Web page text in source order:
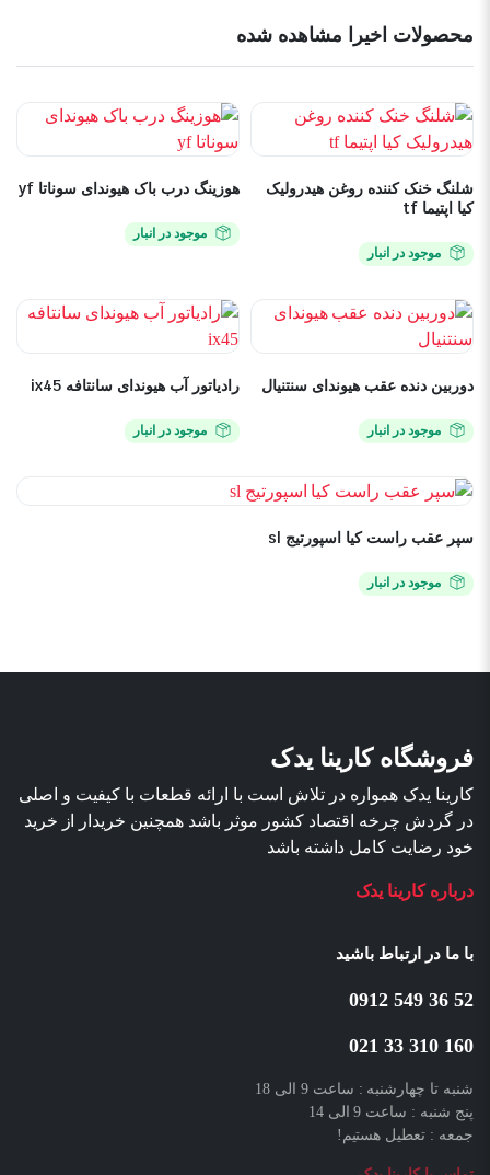
محصولات اخیرا مشاهده شده
شلنگ خنک کننده روغن هیدرولیک
کیا اپتیما tf
موجود در انبار
هوزینگ درب باک هیوندای سوناتا yf
موجود در انبار
دوربین دنده عقب هیوندای سنتنیال
موجود در انبار
رادیاتور آب هیوندای سانتافه ix45
موجود در انبار
سپر عقب راست کیا اسپورتیج sl
موجود در انبار
فروشگاه کارینا یدک
کارینا یدک همواره در تلاش است با ارائه قطعات با کیفیت و اصلی
در گردش چرخه اقتصاد کشور موثر باشد همچنین خریدار از خرید
خود رضایت کامل داشته باشد
درباره کارینا یدک
با ما در ارتباط باشید
52 36 549 0912
160 310 33 021
شنبه تا چهارشنبه : ساعت 9 الی 18
پنج شنبه : ساعت 9 الی 14
جمعه : تعطیل هستیم!